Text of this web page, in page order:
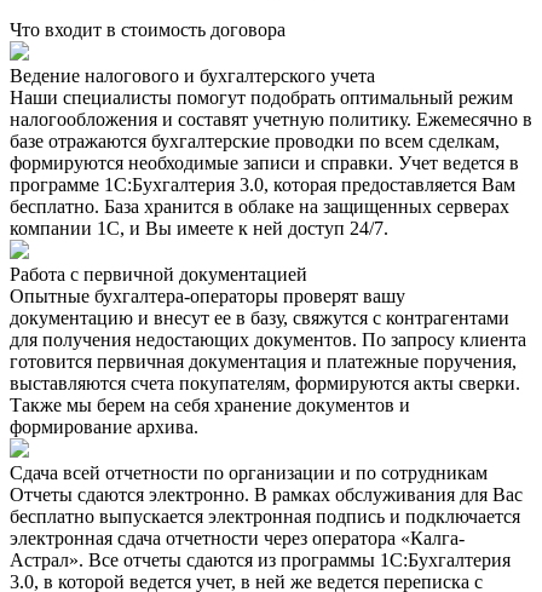
Что входит в стоимость договора
Ведение налогового и бухгалтерского учета
Наши специалисты помогут подобрать оптимальный режим
налогообложения и составят учетную политику. Ежемесячно в
базе отражаются бухгалтерские проводки по всем сделкам,
формируются необходимые записи и справки. Учет ведется в
программе 1С:Бухгалтерия 3.0, которая предоставляется Вам
бесплатно. База хранится в облаке на защищенных серверах
компании 1С, и Вы имеете к ней доступ 24/7.
Работа с первичной документацией
Опытные бухгалтера-операторы проверят вашу
документацию и внесут ее в базу, свяжутся с контрагентами
для получения недостающих документов. По запросу клиента
готовится первичная документация и платежные поручения,
выставляются счета покупателям, формируются акты сверки.
Также мы берем на себя хранение документов и
формирование архива.
Сдача всей отчетности по организации и по сотрудникам
Отчеты сдаются электронно. В рамках обслуживания для Вас
бесплатно выпускается электронная подпись и подключается
электронная сдача отчетности через оператора «Калга-
Астрал». Все отчеты сдаются из программы 1С:Бухгалтерия
3.0, в которой ведется учет, в ней же ведется переписка с